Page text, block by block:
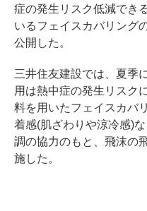
症の発生リスク低減でき
いるフェイスカバリング
公開した。
三井住友建設では、夏季
用は熱中症の発生リスク
料を用いたフェイスカバ
着感(肌ざわりや涼冷感)
調の協力のもと、飛沫の
施した。